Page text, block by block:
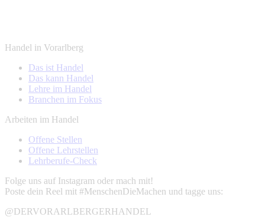
Handel in Vorarlberg
Das ist Handel
Das kann Handel
Lehre im Handel
Branchen im Fokus
Arbeiten im Handel
Offene Stellen
Offene Lehrstellen
Lehrberufe-Check
Folge uns auf Instagram oder mach mit!
Poste dein Reel mit #MenschenDieMachen und tagge uns:
@DERVORARLBERGERHANDEL